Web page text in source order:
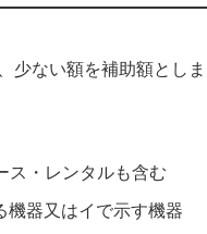
少ない額を補助額としま
・レンタルも含む
器又はイで示す機器